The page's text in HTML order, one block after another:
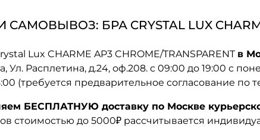
БРА CRYSTAL LUX
Lux CHARME AP3 CHROME/TRANSPARENT в
Ул. Расплетина, д.24, оф.208. с 09:00 до 19:00 с
(требуется предварительное согласование по
БЕСПЛАТНУЮ доставку по Москве
стоимостью до 5000₽ рассчитывается